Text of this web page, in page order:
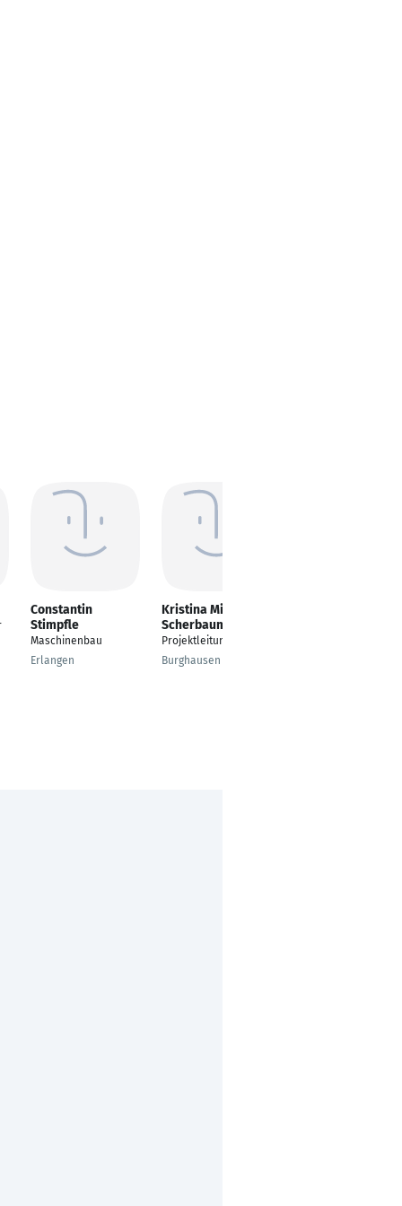
Constantin
Stimpfle
Maschinenbau
Erlangen
Kristina Miller-
Scherbaum
Projektleitung
Burghausen